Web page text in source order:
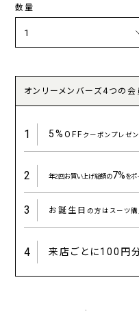
数量
オンリーメンバーズ4つの
1 5%OFFクーポンプレゼン
2 年2回お買い上げ総額の7%をポ
3 お誕生日 の方はスーツ
4 来店ごとに100円